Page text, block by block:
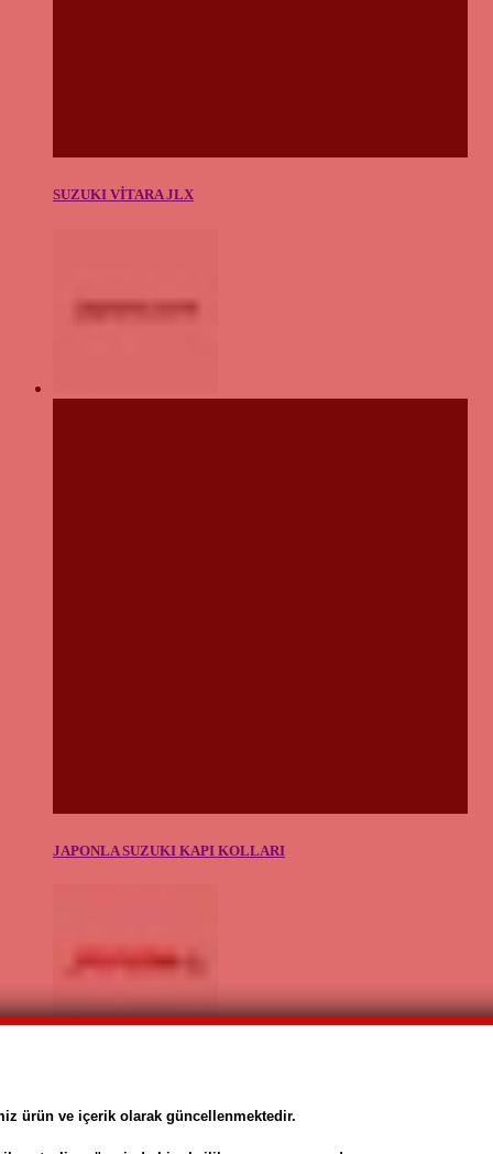
SUZUKI VİTARA JLX
JAPONLA SUZUKI KAPI KOLLARI
ürün ve içerik olarak güncellenmektedir.